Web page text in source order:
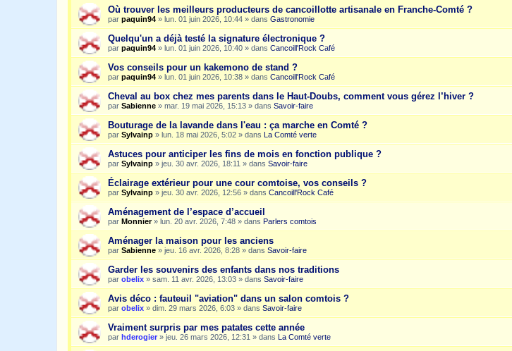
Où trouver les meilleurs producteurs de cancoillotte artisanale en Franche-Comté ?
par paquin94 » lun. 01 juin 2026, 10:44 » dans Gastronomie
Quelqu'un a déjà testé la signature électronique ?
par paquin94 » lun. 01 juin 2026, 10:40 » dans Cancoill'Rock Café
Vos conseils pour un kakemono de stand ?
par paquin94 » lun. 01 juin 2026, 10:38 » dans Cancoill'Rock Café
Cheval au box chez mes parents dans le Haut-Doubs, comment vous gérez l’hiver ?
par Sabienne » mar. 19 mai 2026, 15:13 » dans Savoir-faire
Bouturage de la lavande dans l'eau : ça marche en Comté ?
par Sylvainp » lun. 18 mai 2026, 5:02 » dans La Comté verte
Astuces pour anticiper les fins de mois en fonction publique ?
par Sylvainp » jeu. 30 avr. 2026, 18:11 » dans Savoir-faire
Éclairage extérieur pour une cour comtoise, vos conseils ?
par Sylvainp » jeu. 30 avr. 2026, 12:56 » dans Cancoill'Rock Café
Aménagement de l’espace d’accueil
par Monnier» lun. 20 avr. 2026, 7:48 » dans Parlers comtois
Aménager la maison pour les anciens
par Sabienne » jeu. 16 avr. 2026, 8:28 » dans Savoir-faire
Garder les souvenirs des enfants dans nos traditions
par obelix » sam. 11 avr. 2026, 13:03 » dans Savoir-faire
Avis déco : fauteuil "aviation" dans un salon comtois ?
par obelix » dim. 29 mars 2026, 6:03 » dans Savoir-faire
Vraiment surpris par mes patates cette année
par hderogier » jeu. 26 mars 2026, 12:31 » dans La Comté verte